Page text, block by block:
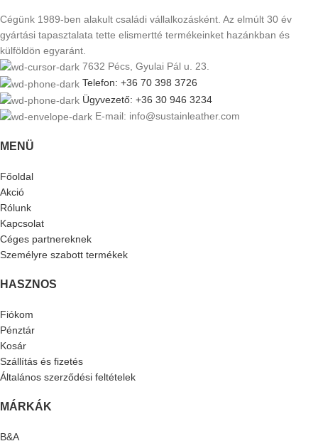
Cégünk 1989-ben alakult családi vállalkozásként. Az elmúlt 30 év
gyártási tapasztalata tette elismertté termékeinket hazánkban és
külföldön egyaránt.
7632 Pécs, Gyulai Pál u. 23.
Telefon: +36 70 398 3726
Ügyvezető: +36 30 946 3234
E-mail: info@sustainleather.com
MENÜ
Főoldal
Akció
Rólunk
Kapcsolat
Céges partnereknek
Személyre szabott termékek
HASZNOS
Fiókom
Pénztár
Kosár
Szállítás és fizetés
Általános szerződési feltételek
MÁRKÁK
B&A